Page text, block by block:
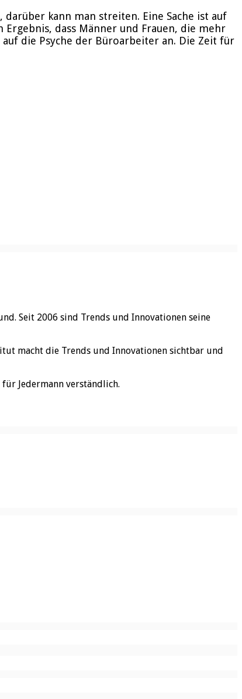
kann man streiten. Eine Sache ist auf
Ergebnis, dass Männer und Frauen, die mehr
die Psyche der Büroarbeiter an. Die Zeit für
Seit 2006 sind Trends und Innovationen seine
macht die Trends und Innovationen sichtbar und
Jedermann verständlich.